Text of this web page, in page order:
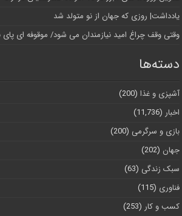
یادداشت| روزی که جهان از نو متولد شد
وقتی وقف چراغ امید نیازمندان می شود/ موقوفه ای پای
دسته‌ها
آشپزی و غذا (200)
اخبار (11,736)
بازی و سرگرمی (200)
جهان (202)
سبک زندگی (63)
فناوری (115)
کسب و کار (253)